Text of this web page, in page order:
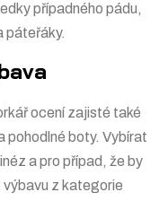
případného pádu,
páteřáky.
ocení zajisté také
pohodlné boty. Vybírat
a pro případ, že by
z kategorie